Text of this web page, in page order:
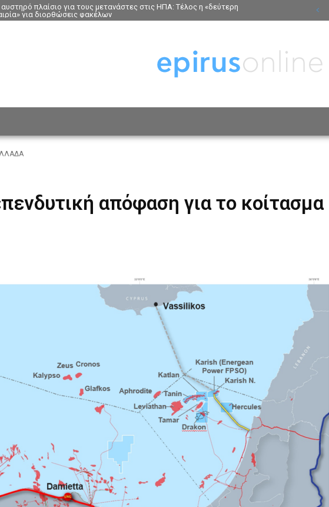
πλαίσιο για τους μετανάστες στις ΗΠΑ: Τέλος η «δεύτερη
για διορθώσεις φακέλων
απόφαση για το κοίτασμα